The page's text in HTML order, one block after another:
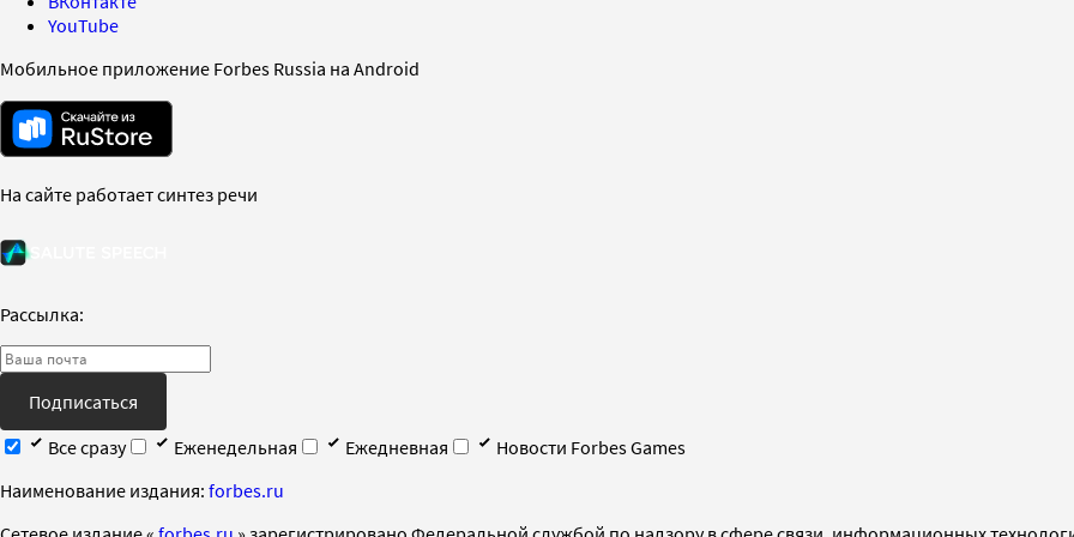
YouTube
Мобильное приложение Forbes Russia на Android
На сайте работает синтез речи
Рассылка:
Подписаться
Все сразу
Еженедельная Ежедневная
Новости Forbes Games
Наименование издания: forbes.ru